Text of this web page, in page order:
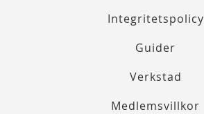
Integritetspolicy
Guider
Verkstad
Medlemsvillkor